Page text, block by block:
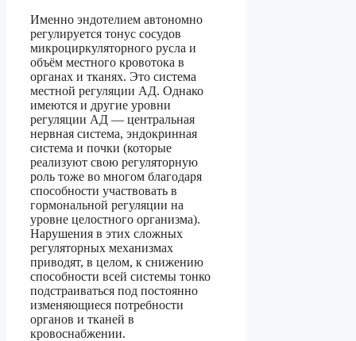
Именно эндотелием автономно
регулируется тонус сосудов
микроциркуляторного русла и
объём местного кровотока в
органах и тканях. Это система
местной регуляции АД. Однако
имеются и другие уровни
регуляции АД — центральная
нервная система, эндокринная
система и почки (которые
реализуют свою регуляторную
роль тоже во многом благодаря
способности участвовать в
гормональной регуляции на
уровне целостного организма).
Нарушения в этих сложных
регуляторных механизмах
приводят, в целом, к снижению
способности всей системы тонко
подстраиваться под постоянно
изменяющиеся потребности
органов и тканей в
кровоснабжении.